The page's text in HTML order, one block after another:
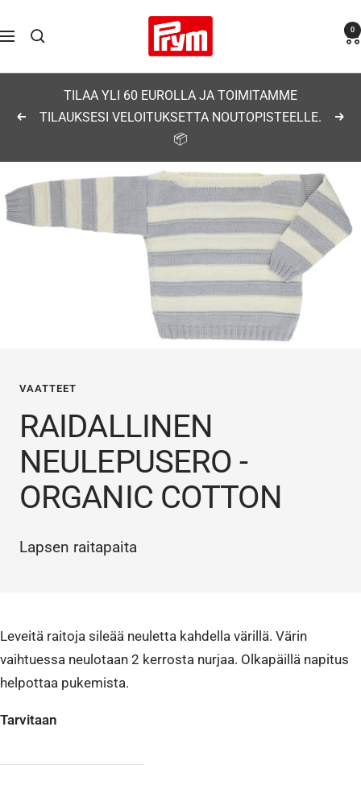
sisältöön
Navigaatio
Prym 0
Edellinen
TILAA YLI 60 EUROLLA JA TOIMITAMME
TILAUKSESI VELOITUKSETTA NOUTOPISTEELLE.
📦
VAATTEET
RAIDALLINEN
NEULEPUSERO -
ORGANIC COTTON
Lapsen raitapaita
Leveitä raitoja sileää neuletta kahdella värillä. Värin
vaihtuessa neulotaan 2 kerrosta nurjaa. Olkapäillä napitus
helpottaa pukemista.
Tarvitaan